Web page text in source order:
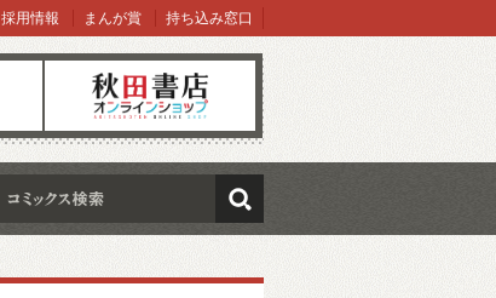
オンラインショップ
採用情報 まんが賞 持ち込み窓口
検索